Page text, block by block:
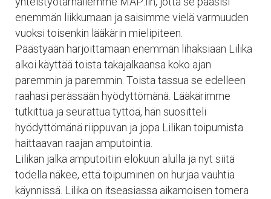
enemmän liikkumaan ja saisimme vielä varmuuden
vuoksi toisenkin lääkärin mielipiteen.
Päästyään harjoittamaan enemmän lihaksiaan Lilika
alkoi käyttää toista takajalkaansa koko ajan
paremmin ja paremmin. Toista tassua se edelleen
raahasi perässään hyödyttömänä. Lääkärimme
tutkittua ja seurattua tyttöä, hän suositteli
hyödyttömänä riippuvan ja jopa Lilikan toipumista
haittaavan raajan amputointia.
Lilikan jalka amputoitiin elokuun alulla ja nyt siitä
todella näkee, että toipuminen on hurjaa vauhtia
käynnissä. Lilika on itseasiassa aikamoisen tomera